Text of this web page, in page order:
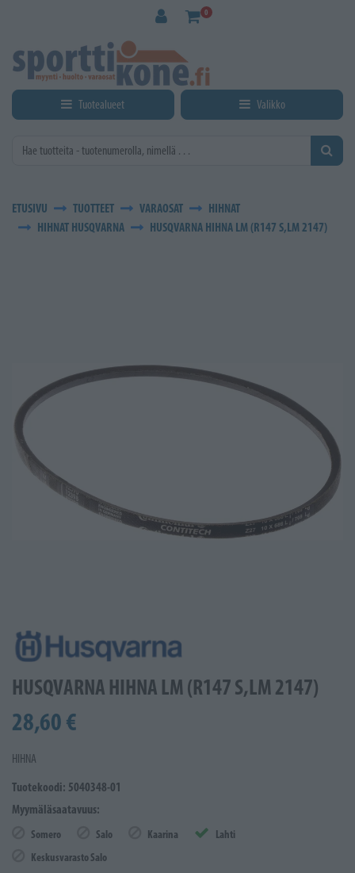
0
Tuotealueet Valikko
ETUSIVU TUOTTEET VARAOSAT
HIHNAT
HIHNAT HUSQVARNA
HUSQVARNA HIHNA LM (R147 S,LM 2147)
HUSQVARNA HIHNA LM (R147 S,LM 2147)
28,60 €
HIHNA
Tuotekoodi: 5040348-01
Myymäläsaatavuus:
Somero Salo Kaarina
Lahti
Keskusvarasto Salo